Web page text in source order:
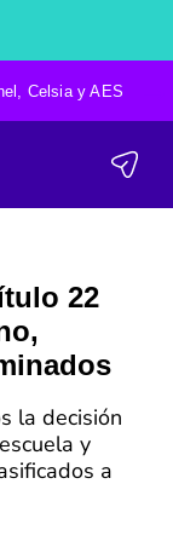
Celsia y AES
22
la decisión
y
a